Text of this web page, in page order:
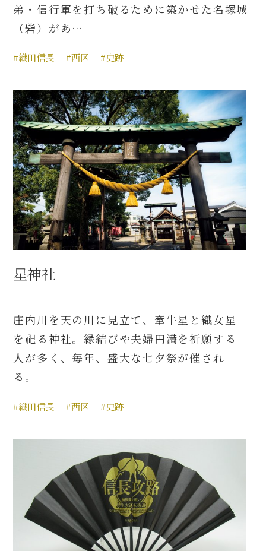
弟・信行軍を打ち破るために築かせた名塚城
（砦）があ…
#織田信長 #西区 #史跡
星神社
庄内川を天の川に見立て、牽牛星と織女星
を祀る神社。縁結びや夫婦円満を祈願する
人が多く、毎年、盛大な七夕祭が催され
る。
#織田信長 #西区 #史跡